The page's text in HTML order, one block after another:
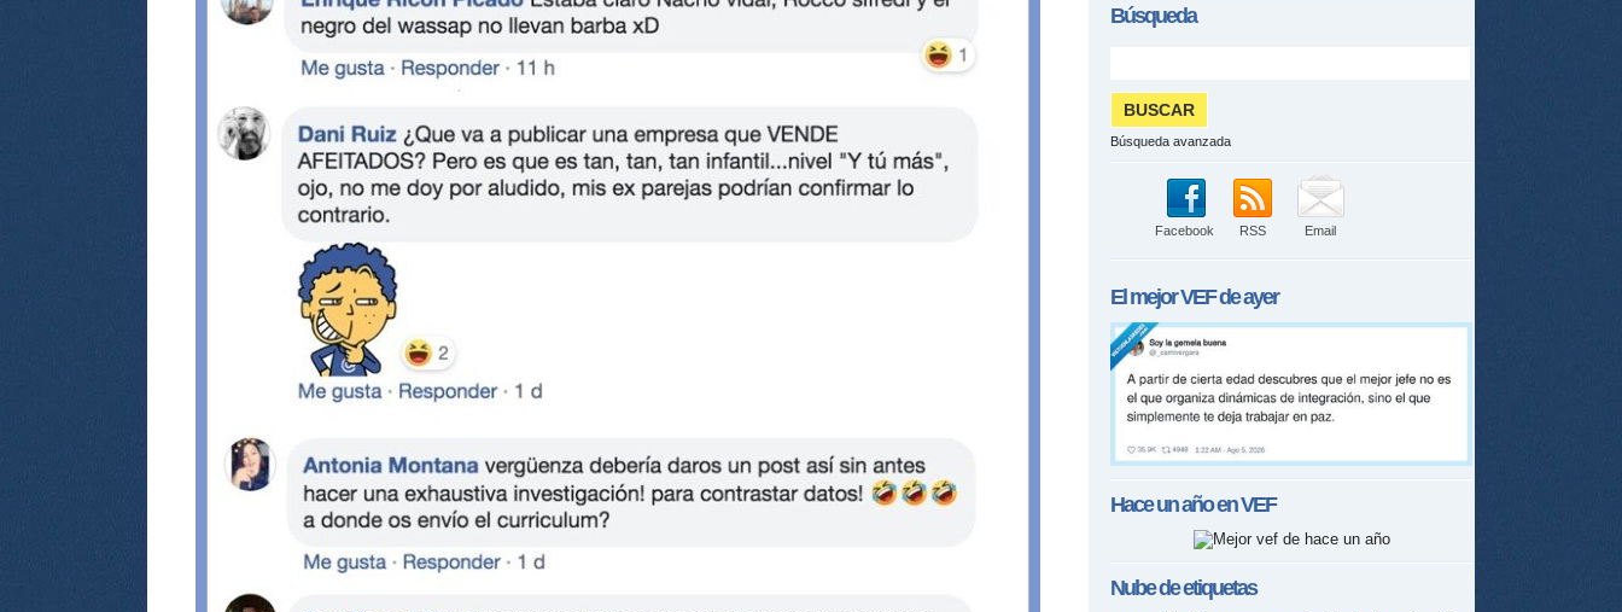
Búsqueda
Búsqueda avanzada
Facebook RSS Email
El mejorVEFde ayer
Hace un año enVEF
Nube de etiquetas